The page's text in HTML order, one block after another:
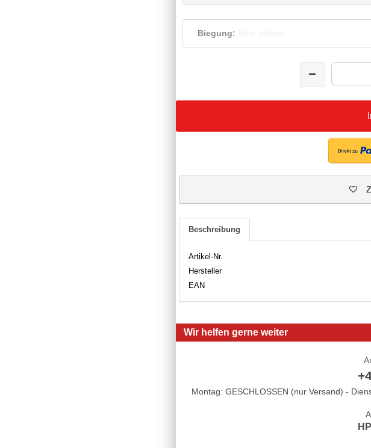
Biegung:
Beschreibung
Artikel-Nr.
Hersteller
EAN
Wir helfen gerne weiter
Montag: GESCHLOSSEN (nur Versand) -